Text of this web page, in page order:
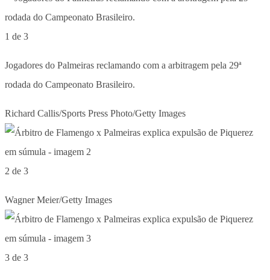
1 de 3
Jogadores do Palmeiras reclamando com a arbitragem pela 29ª
rodada do Campeonato Brasileiro.
Richard Callis/Sports Press Photo/Getty Images
2 de 3
Wagner Meier/Getty Images
3 de 3